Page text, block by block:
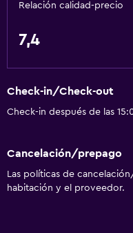
Baño
Baño pequeño adicional
Papel higiénico
Relación calidad-precio
7,4
Check-in/Check-out
Check-in después de las
Cancelación/prepago
Las políticas de
habitación y el proveedor.